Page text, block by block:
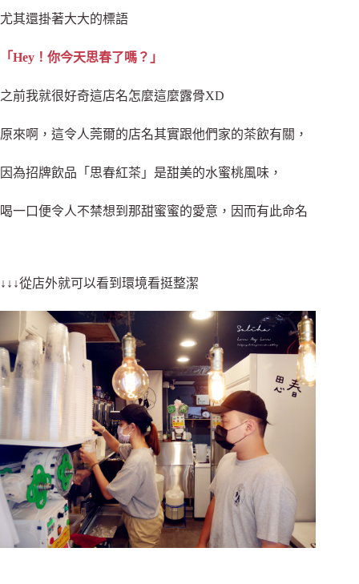
尤其還掛著大大的標語
「Hey！你今天思春了嗎？」
之前我就很好奇這店名怎麼這麼露骨XD
原來啊， 這令人莞爾的店名其實跟他們家的茶飲有關，
因為招牌飲品「思春紅茶」是甜美的水蜜桃風味，
喝一口便令人不禁想到那甜蜜蜜的愛意，因而有此命名
↓↓↓從店外就可以看到環境看挺整潔